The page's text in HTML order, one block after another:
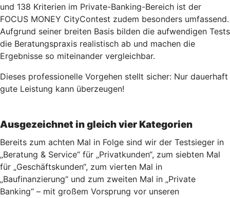
und 138 Kriterien im Private-Banking-Bereich ist der
FOCUS MONEY CityContest zudem besonders umfassend.
Aufgrund seiner breiten Basis bilden die aufwendigen Tests
die Beratungspraxis realistisch ab und machen die
Ergebnisse so miteinander vergleichbar.
Dieses professionelle Vorgehen stellt sicher: Nur dauerhaft
gute Leistung kann überzeugen!
Ausgezeichnet in gleich vier Kategorien
Bereits zum achten Mal in Folge sind wir der Testsieger in
„Beratung & Service“ für „Privatkunden“, zum siebten Mal
für „Geschäftskunden“, zum vierten Mal in
„Baufinanzierung“ und zum zweiten Mal in „Private
Banking“ – mit großem Vorsprung vor unseren